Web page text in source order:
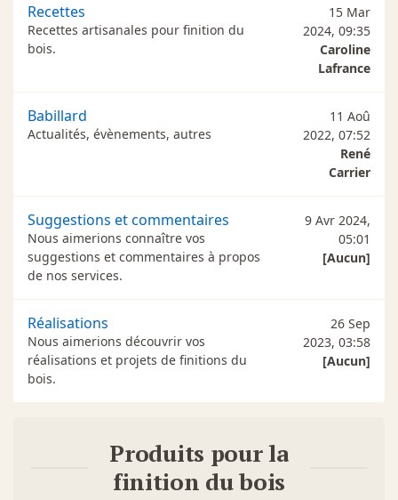
Recettes
Recettes artisanales pour finition du
bois.
15 Mar
2024, 09:35
Caroline
Lafrance
Babillard
Actualités, évènements, autres
11 Aoû
2022, 07:52
René
Carrier
Suggestions et commentaires
Nous aimerions connaître vos
suggestions et commentaires à propos
de nos services.
9 Avr 2024,
05:01
[Aucun]
Réalisations
Nous aimerions découvrir vos
réalisations et projets de finitions du
bois.
26 Sep
2023, 03:58
[Aucun]
Produits pour la
finition du bois